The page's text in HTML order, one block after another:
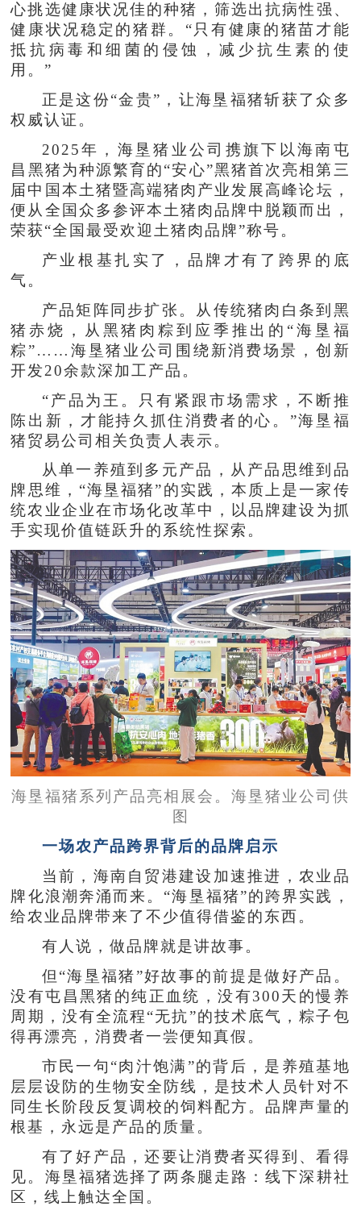
心挑选健康状况佳的种猪，筛选出抗病性强、
健康状况稳定的猪群。“只有健康的猪苗才能
抵抗病毒和细菌的侵蚀，减少抗生素的使
用。”
正是这份“金贵”，让海垦福猪斩获了众多
权威认证。
2025年，海垦猪业公司携旗下以海南屯
昌黑猪为种源繁育的“安心”黑猪首次亮相第三
届中国本土猪暨高端猪肉产业发展高峰论坛，
便从全国众多参评本土猪肉品牌中脱颖而出，
荣获“全国最受欢迎土猪肉品牌”称号。
产业根基扎实了，品牌才有了跨界的底
气。
产品矩阵同步扩张。从传统猪肉白条到黑
猪赤烧，从黑猪肉粽到应季推出的“海垦福
粽”……海垦猪业公司围绕新消费场景，创新
开发20余款深加工产品。
“产品为王。只有紧跟市场需求，不断推
陈出新，才能持久抓住消费者的心。”海垦福
猪贸易公司相关负责人表示。
从单一养殖到多元产品，从产品思维到品
牌思维，“海垦福猪”的实践，本质上是一家传
统农业企业在市场化改革中，以品牌建设为抓
手实现价值链跃升的系统性探索。
海垦福猪系列产品亮相展会。海垦猪业公司供
图
一场农产品跨界背后的品牌启示
当前，海南自贸港建设加速推进，农业品
牌化浪潮奔涌而来。“海垦福猪”的跨界实践，
给农业品牌带来了不少值得借鉴的东西。
有人说，做品牌就是讲故事。
但“海垦福猪”好故事的前提是做好产品。
没有屯昌黑猪的纯正血统，没有300天的慢养
周期，没有全流程“无抗”的技术底气，粽子包
得再漂亮，消费者一尝便知真假。
市民一句“肉汁饱满”的背后，是养殖基地
层层设防的生物安全防线，是技术人员针对不
同生长阶段反复调校的饲料配方。品牌声量的
根基，永远是产品的质量。
有了好产品，还要让消费者买得到、看得
见。海垦福猪选择了两条腿走路：线下深耕社
区，线上触达全国。